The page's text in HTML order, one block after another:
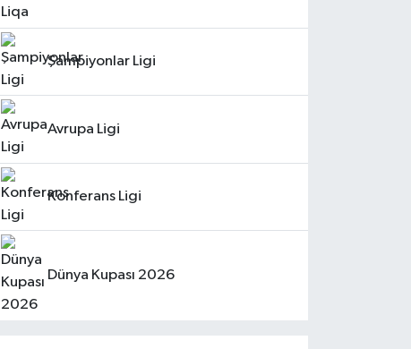
Şampiyonlar Ligi
Avrupa Ligi
Konferans Ligi
Dünya Kupası 2026